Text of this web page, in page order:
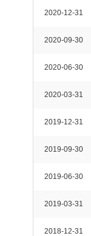
2020-12-31
2020-09-30
2020-06-30
2020-03-31
2019-12-31
2019-09-30
2019-06-30
2019-03-31
2018-12-31